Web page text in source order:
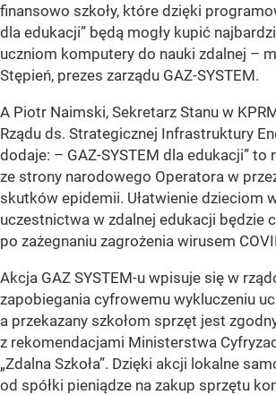
finansowo szkoły, które dzięki
dla edukacji” będą mogły kupić
uczniom komputery do nauki zdalnej –
Stępień, prezes zarządu GAZ-SYSTEM.
A Piotr Naimski, Sekretarz Stanu w
Rządu ds. Strategicznej Infrastruktury
dodaje: – GAZ-SYSTEM dla edukacji” to
ze strony narodowego Operatora w
skutków epidemii. Ułatwienie dzieciom
uczestnictwa w zdalnej edukacji będzie
po zażegnaniu zagrożenia wirusem
Akcja GAZ SYSTEM-u wpisuje się w
zapobiegania cyfrowemu wykluczeniu
a przekazany szkołom sprzęt jest
z rekomendacjami Ministerstwa
„Zdalna Szkoła”. Dzięki akcji lokalne
od spółki pieniądze na zakup sprzętu